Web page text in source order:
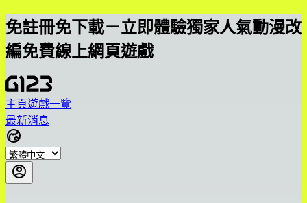
免註冊免下載－立即體驗獨家人氣動漫改
編免費線上網頁遊戲
主頁遊戲一覽
最新消息